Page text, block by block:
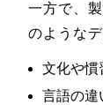
一方で、
のような
文化や慣
言語の違